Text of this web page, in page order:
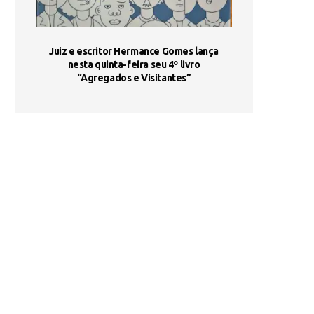
Juiz e escritor Hermance Gomes lança
nesta quinta-feira seu 4º livro
“Agregados e Visitantes”